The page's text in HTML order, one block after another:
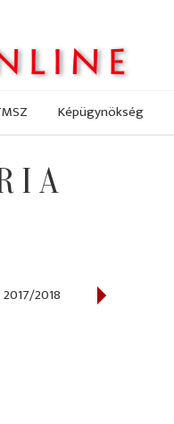
Képügynökség
2017/2018